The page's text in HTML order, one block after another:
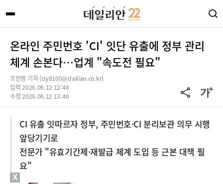
온라인 주민번호 'CI' 잇단 유출에 정부 관리
체계 손본다…업계 "속도전 필요"
조인영 기자 (ciy8100@dailian.co.kr)
입력 2026.06.12 12:48
수정 2026.06.12 13:46
CI 유출 잇따르자 정부, 주민번호·CI 분리보관 의무 시행
앞당기기로
전문가 "유효기간제·재발급 체계 도입 등 근본 대책 필
요"
X